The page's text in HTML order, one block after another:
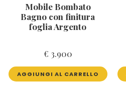
Mobile Bombato
Bagno con finitura
foglia Argento
€ 3.900
AGGIUNGI AL CARRELLO